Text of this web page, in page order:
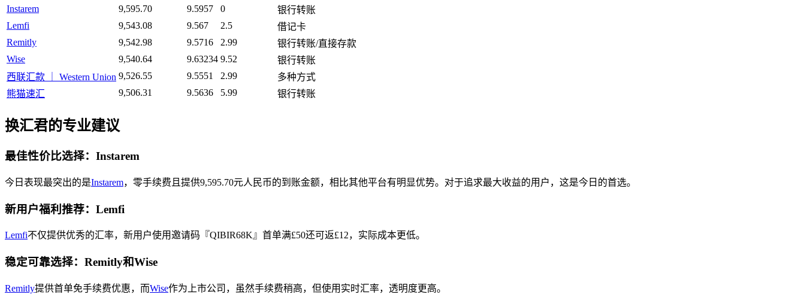
Instarem
9,595.70 9.5957 0
银行转账
Lemfi
9,543.08 9.567 2.5
借记卡
Remitly
9,542.98 9.5716 2.99
银行转账/直接存款
Wise
9,540.64 9.63234 9.52
银行转账
西联汇款 ｜ Western Union 9,526.55 9.5551 2.99
多种方式
熊猫速汇
9,506.31 9.5636 5.99 银行转账
换汇君的专业建议
最佳性价比选择：Instarem
今日表现最突出的是Instarem，零手续费且提供9,595.70元人民币的到账金额，相比其他平台有明显优势。对于追求最大收益的用户，这是今日的首选。
新用户福利推荐：Lemfi
Lemfi不仅提供优秀的汇率，新用户使用邀请码『QIBIR68K』首单满£50还可返£12，实际成本更低。
稳定可靠选择：Remitly和Wise
Remitly提供首单免手续费优惠，而Wise作为上市公司，虽然手续费稍高，但使用实时汇率，透明度更高。